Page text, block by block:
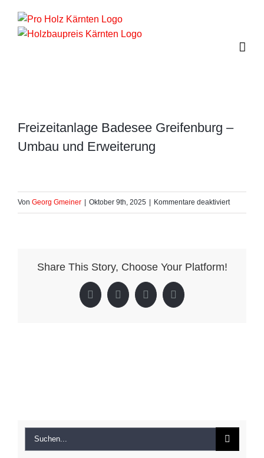
Inhalt
springen
Freizeitanlage Badesee Greifenburg –
Umbau und Erweiterung
Von Georg Gmeiner | Oktober 9th, 2025 | Kommentare deaktiviertfür
Share This Story, Choose Your Platform!
Facebook
X LinkedInPinterest
Suche
nach: